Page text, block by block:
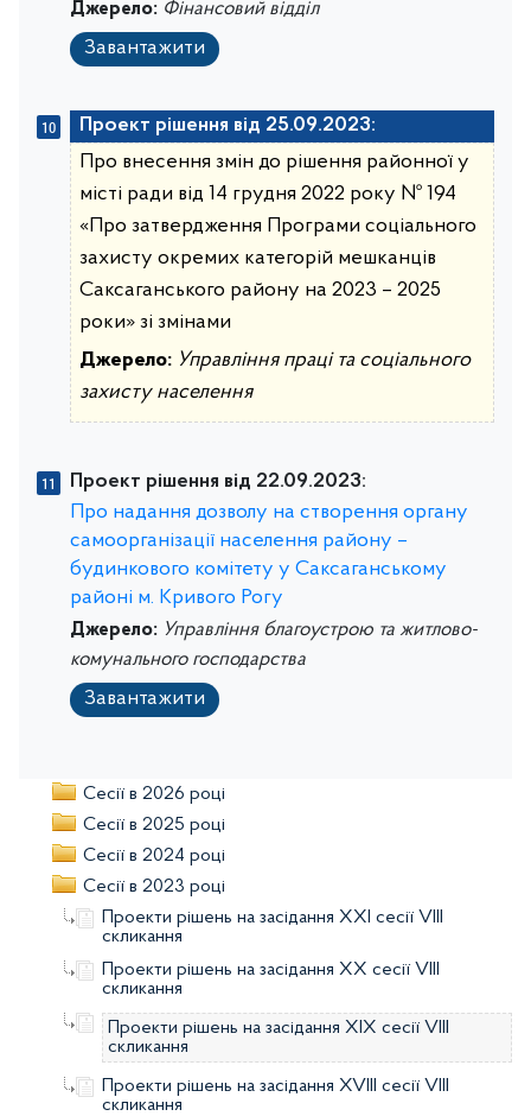
Джерело: Фінансовий відділ
Завантажити
Проект рішення від 25.09.2023:
Про внесення змін до рішення районної у
місті ради від 14 грудня 2022 року № 194
«Про затвердження Програми соціального
захисту окремих категорій мешканців
Саксаганського району на 2023 – 2025
роки» зі змінами
Джерело: Управління праці та соціального
захисту населення
Проект рішення від 22.09.2023:
Про надання дозволу на створення органу
самоорганізації населення району –
будинкового комітету у Саксаганському
районі м. Кривого Рогу
Джерело: Управління благоустрою та житлово-
комунального господарства
Завантажити
Сесії в 2026 році
Сесії в 2025 році
Сесії в 2024 році
Сесії в 2023 році
Проекти рішень на засідання XXI сесії VIII
скликання
Проекти рішень на засідання XX сесії VIII
скликання
Проекти рішень на засідання XIX сесії VIII
скликання
Проекти рішень на засідання XVIII сесії VIII
скликання